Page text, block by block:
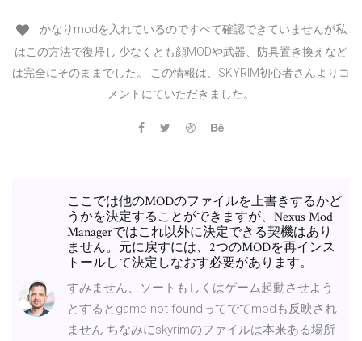
かなりmodを入れているのですべて確認できていませんが私
はこの方法で復帰し 少なくとも顔MODや武器、防具置き換えなど
は完全にそのままでした。 この情報は、SKYRIM初心者さんよりコ
メントにていただきました。
ここでは他のMODのファイルを上書きするかど
うかを決定することができますが、Nexus Mod
Managerではこれ以外に決定できる契機はあり
ません。元に戻すには、2つのMODを再インス
トールして決定しなおす必要があります。
すみません、ソートもしくはゲーム起動させよう
とするとgame not foundってでてmodも反映され
ません ちなみにskyrimのファイルは本来ある場所